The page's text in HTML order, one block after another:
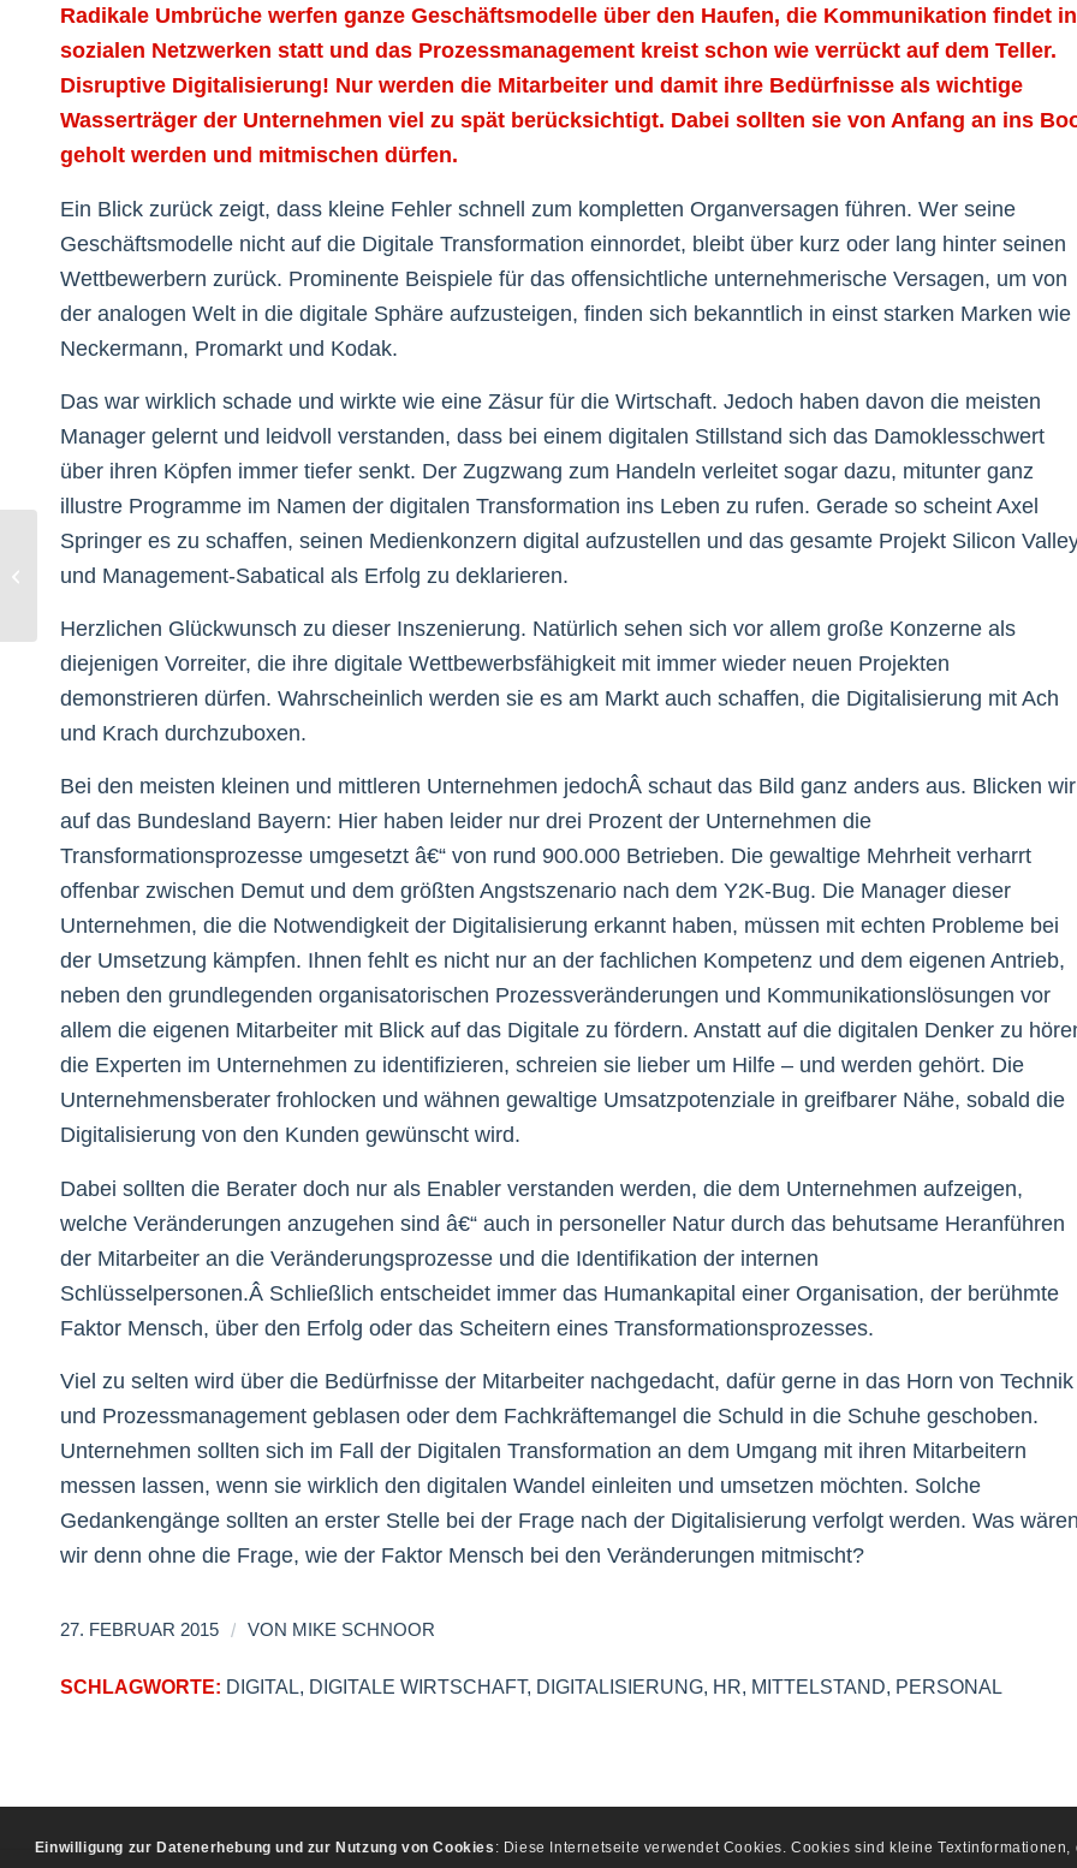
Radikale Umbrüche werfen ganze Geschäftsmodelle über den Haufen, die Kommunikation findet in
sozialen Netzwerken statt und das Prozessmanagement kreist schon wie verrückt auf dem Teller.
Disruptive Digitalisierung! Nur werden die Mitarbeiter und damit ihre Bedürfnisse als wichtige
Wasserträger der Unternehmen viel zu spät berücksichtigt. Dabei sollten sie von Anfang an ins
geholt werden und mitmischen dürfen.
Ein Blick zurück zeigt, dass kleine Fehler schnell zum kompletten Organversagen führen. Wer seine
Geschäftsmodelle nicht auf die Digitale Transformation einnordet, bleibt über kurz oder lang hinter seinen
Wettbewerbern zurück. Prominente Beispiele für das offensichtliche unternehmerische Versagen, um von
der analogen Welt in die digitale Sphäre aufzusteigen, finden sich bekanntlich in einst starken Marken wie
Neckermann, Promarkt und Kodak.
Das war wirklich schade und wirkte wie eine Zäsur für die Wirtschaft. Jedoch haben davon die meisten
Manager gelernt und leidvoll verstanden, dass bei einem digitalen Stillstand sich das Damoklesschwert
über ihren Köpfen immer tiefer senkt. Der Zugzwang zum Handeln verleitet sogar dazu, mitunter ganz
illustre Programme im Namen der digitalen Transformation ins Leben zu rufen. Gerade so scheint Axel
Springer es zu schaffen, seinen Medienkonzern digital aufzustellen und das gesamte Projekt Silicon
und Management-Sabatical als Erfolg zu deklarieren.
Herzlichen Glückwunsch zu dieser Inszenierung. Natürlich sehen sich vor allem große Konzerne als
diejenigen Vorreiter, die ihre digitale Wettbewerbsfähigkeit mit immer wieder neuen Projekten
demonstrieren dürfen. Wahrscheinlich werden sie es am Markt auch schaffen, die Digitalisierung mit Ach
und Krach durchzuboxen.
Bei den meisten kleinen und mittleren Unternehmen jedochÂ schaut das Bild ganz anders aus. Blicken wir
auf das Bundesland Bayern: Hier haben leider nur drei Prozent der Unternehmen die
Transformationsprozesse umgesetzt â€“ von rund 900.000 Betrieben. Die gewaltige Mehrheit verharrt
offenbar zwischen Demut und dem größten Angstszenario nach dem Y2K-Bug. Die Manager dieser
Unternehmen, die die Notwendigkeit der Digitalisierung erkannt haben, müssen mit echten Probleme bei
der Umsetzung kämpfen. Ihnen fehlt es nicht nur an der fachlichen Kompetenz und dem eigenen Antrieb,
neben den grundlegenden organisatorischen Prozessveränderungen und Kommunikationslösungen vor
allem die eigenen Mitarbeiter mit Blick auf das Digitale zu fördern. Anstatt auf die digitalen Denker zu
die Experten im Unternehmen zu identifizieren, schreien sie lieber um Hilfe – und werden gehört. Die
Unternehmensberater frohlocken und wähnen gewaltige Umsatzpotenziale in greifbarer Nähe, sobald die
Digitalisierung von den Kunden gewünscht wird.
Dabei sollten die Berater doch nur als Enabler verstanden werden, die dem Unternehmen aufzeigen,
welche Veränderungen anzugehen sind â€“ auch in personeller Natur durch das behutsame Heranführen
der Mitarbeiter an die Veränderungsprozesse und die Identifikation der internen
Schlüsselpersonen.Â Schließlich entscheidet immer das Humankapital einer Organisation, der berühmte
Faktor Mensch, über den Erfolg oder das Scheitern eines Transformationsprozesses.
Viel zu selten wird über die Bedürfnisse der Mitarbeiter nachgedacht, dafür gerne in das Horn von Technik
und Prozessmanagement geblasen oder dem Fachkräftemangel die Schuld in die Schuhe geschoben.
Unternehmen sollten sich im Fall der Digitalen Transformation an dem Umgang mit ihren Mitarbeitern
messen lassen, wenn sie wirklich den digitalen Wandel einleiten und umsetzen möchten. Solche
Gedankengänge sollten an erster Stelle bei der Frage nach der Digitalisierung verfolgt werden. Was
wir denn ohne die Frage, wie der Faktor Mensch bei den Veränderungen mitmischt?
27. FEBRUAR 2015 / VON MIKE SCHNOOR
SCHLAGWORTE: DIGITAL, DIGITALE WIRTSCHAFT, DIGITALISIERUNG, HR, MITTELSTAND, PERSONAL
Armutszeugnis der EU-
Kommission:
Platz...
Einwilligung zur Datenerhebung und zur Nutzung von Cookies : Diese Internetseite verwendet Cookies. Cookies sind kleine